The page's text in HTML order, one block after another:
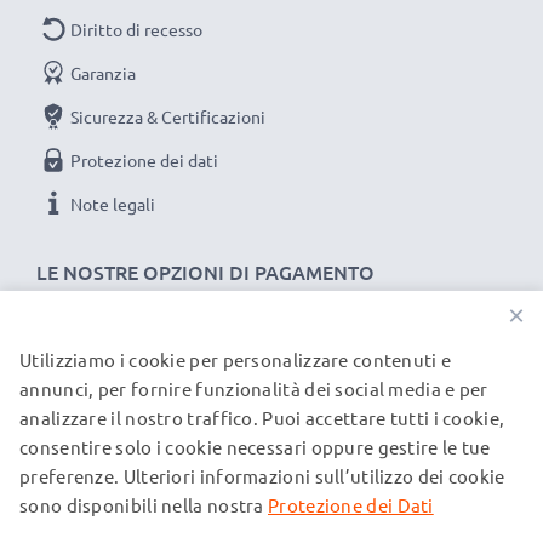
compromessi sulla qualità: ordina ora!
LE NOSTRE OPZIONI DI PAGAMENTO
Diritto di recesso
Garanzia
Sicurezza & Certificazioni
Protezione dei dati
Note legali
I NOSTRI PARTNER DI SPEDIZIONE
© subtel.it 2026
Tutti i prezzi includono l'IVA e sono esclusi i costi di
spedizione. Si prega di notare che tutti i marchi menzionati
×
Utilizziamo i cookie per personalizzare contenuti e
annunci, per fornire funzionalità dei social media e per
analizzare il nostro traffico. Puoi accettare tutti i cookie,
consentire solo i cookie necessari oppure gestire le tue
preferenze. Ulteriori informazioni sull’utilizzo dei cookie
sono disponibili nella nostra Protezione dei Dati